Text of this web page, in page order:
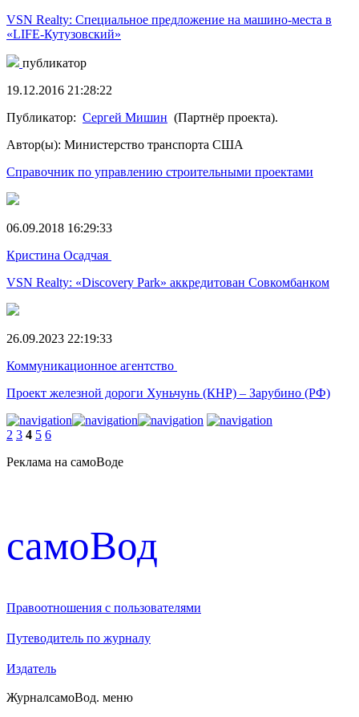
VSN Realty: Специальное предложение на машино-места в
«LIFE-Кутузовский»
публикатор
19.12.2016 21:28:22
Публикатор: Сергей Мишин (Партнёр проекта).
Автор(ы): Министерство транспорта США
Справочник по управлению строительными проектами
06.09.2018 16:29:33
Кристина Осадчая
VSN Realty: «Discovery Park» аккредитован Совкомбанком
26.09.2023 22:19:33
Коммуникационное агентство
Проект железной дороги Хуньчунь (КНР) – Зарубино (РФ)
2 3 4 5 6
Реклама на самоВоде
cамоВод
Правоотношения с пользователями
Путеводитель по журналу
Издатель
ЖурналсамоВод. меню